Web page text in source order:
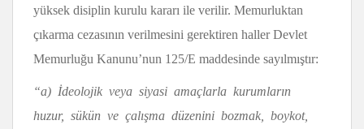
yüksek disiplin kurulu kararı ile verilir. Memurluktan
çıkarma cezasının verilmesini gerektiren haller Devlet
Memurluğu Kanunu’nun 125/E maddesinde sayılmıştır:
“a) İdeolojik veya siyasi amaçlarla kurumların
huzur, sükün ve çalışma düzenini bozmak, boykot,